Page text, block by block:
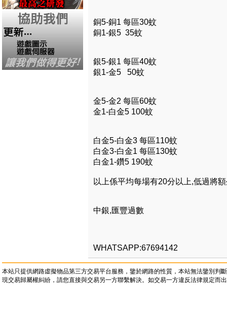
銅5-銅1 每區30蚊
銅1-銀5 35蚊
銀5-銀1 每區40蚊
銀1-金5 50蚊
金5-金2 每區60蚊
金1-白金5 100蚊
白金5-白金3 每區110蚊
白金3-白金1 每區130蚊
白金1-鑽5 190蚊
以上係平均每場有20分以上,低過將
中銀,匯豐過數
WHATSAPP:67694142
本站只提供網路虛擬物品第三方交易平台服務，鑒於網路的性質，本站無法鑒別
現交易歸屬權糾紛，請您直接與交易另一方聯繫解決。如交易一方違反法律規定